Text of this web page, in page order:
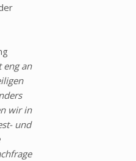
eng an
wir in
und